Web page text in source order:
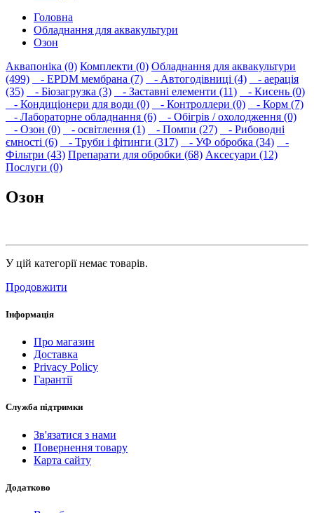
Головна
Обладнання для аквакультури
Озон
Аквапоніка (0) Комплекти (0) Обладнання для аквакультури
(499)
- EPDM мембрана (7) - Автогодівниці (4)
- аерація
(35)
- Біозагрузка (3) - Заставні елементи (11)
- Кисень (0)
- Кондиціонери для води (0)
- Контроллери (0)
- Корм (7)
- Лабораторне обладнання (6)
- Обігрів / охолодження (0)
- Озон (0)
- освітлення (1) - Помпи (27)
- Рибоводні
ємності (6)
- Труби і фітинги (317) - УФ обробка (34)
-
Фільтри (43) Препарати для обробки (68) Аксесуари (12)
Послуги (0)
Озон
У цій категорії немає товарів.
Продовжити
Інформація
Про магазин
Доставка
Privacy Policy
Гарантії
Служба підтримки
Зв'язатися з нами
Повернення товару
Карта сайту
Додатково